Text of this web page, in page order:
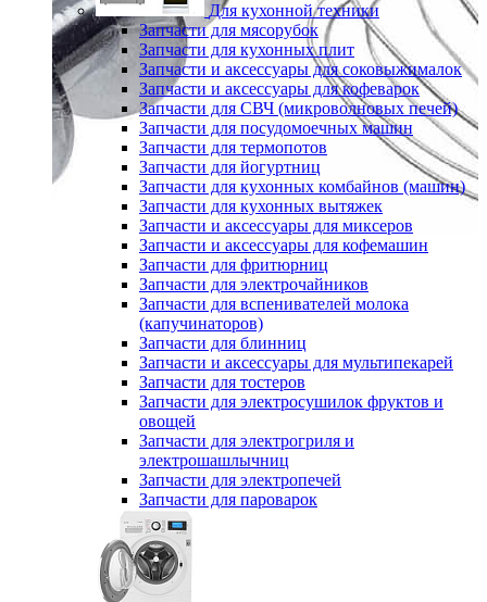
Для кухонной техники
Запчасти для мясорубок
Запчасти для кухонных плит
Запчасти и аксессуары для соковыжималок
Запчасти и аксессуары для кофеварок
Запчасти для СВЧ (микроволновых печей)
Запчасти для посудомоечных машин
Запчасти для термопотов
Запчасти для йогуртниц
Запчасти для кухонных комбайнов (машин)
Запчасти для кухонных вытяжек
Запчасти и аксессуары для миксеров
Запчасти и аксессуары для кофемашин
Запчасти для фритюрниц
Запчасти для электрочайников
Запчасти для вспенивателей молока
(капучинаторов)
Запчасти для блинниц
Запчасти и аксессуары для мультипекарей
Запчасти для тостеров
Запчасти для электросушилок фруктов и
овощей
Запчасти для электрогриля и
электрошашлычниц
Запчасти для электропечей
Запчасти для пароварок